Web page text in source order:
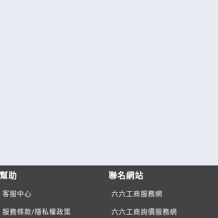
幫助
客服中心
服務條款/隱私權政策
聯名網站
六六工商服務網
六六工商詢價服務網